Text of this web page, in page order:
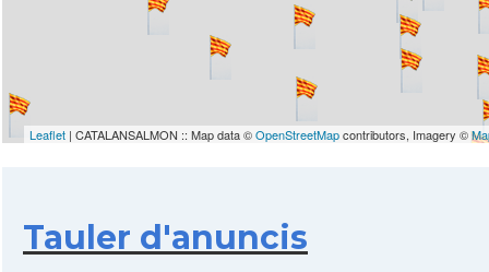
Leaflet | CATALANSALMON :: Map data ©OpenStreetMapcontributors, Imagery ©
Tauler d'anuncis